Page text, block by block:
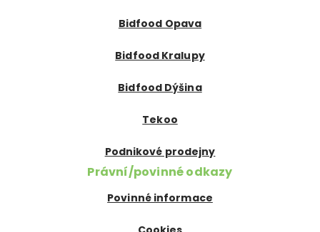
Bidfood Opava
Bidfood Kralupy
Bidfood Dýšina
Tekoo
Podnikové prodejny
Právní/povinné odkazy
Povinné informace